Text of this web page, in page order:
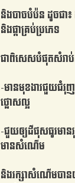
និងបាចបំប៉ន ដូចជា៖
និងផ្កាគ្រប់ប្រភេទ
ជាពិសេសបំផុតសំរាប់
-មានមុខងារជួយជំ
ថ្លោសល្អ
-ជួយឲ្យដីផុសធូរមានរុ
មានសំណើម ​
និងរក្សាសំណើមបានយូ